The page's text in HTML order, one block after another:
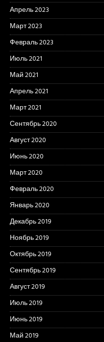
Апрель 2023
Март 2023
Февраль 2023
Июль 2021
Май 2021
Апрель 2021
Март 2021
Сентябрь 2020
Август 2020
Июнь 2020
Март 2020
Февраль 2020
Январь 2020
Декабрь 2019
Ноябрь 2019
Октябрь 2019
Сентябрь 2019
Август 2019
Июль 2019
Июнь 2019
Май 2019